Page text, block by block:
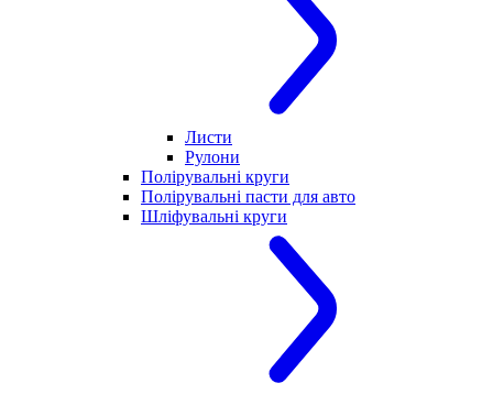
Листи
Рулони
Полірувальні круги
Полірувальні пасти для авто
Шліфувальні круги